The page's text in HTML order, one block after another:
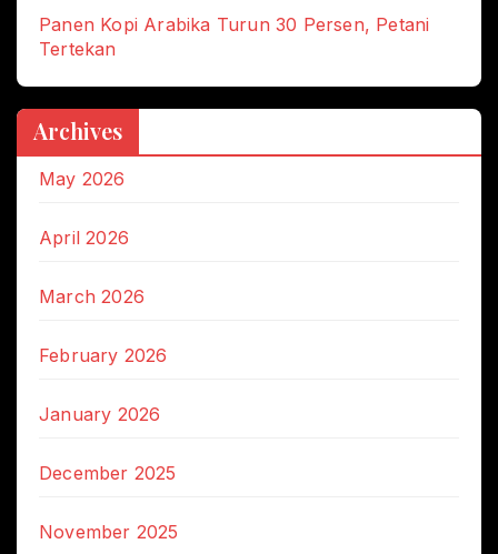
Panen Kopi Arabika Turun 30 Persen, Petani
Tertekan
Archives
May 2026
April 2026
March 2026
February 2026
January 2026
December 2025
November 2025